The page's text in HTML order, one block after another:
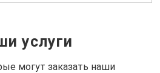
услуги
могут заказать наши